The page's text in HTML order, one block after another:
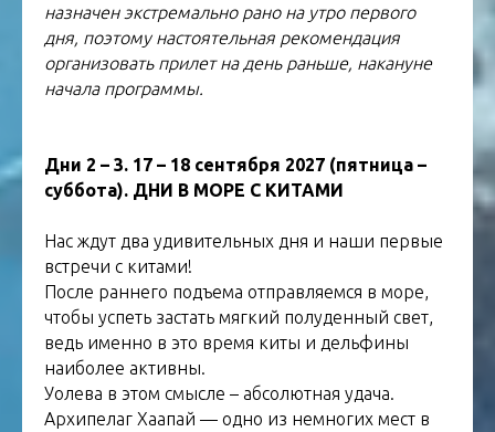
назначен экстремально рано на утро первого
дня, поэтому настоятельная рекомендация
организовать прилет на день раньше, накануне
начала программы.
Дни 2 – 3. 17 – 18 сентября 2027 (пятница –
суббота). ДНИ В МОРЕ С КИТАМИ
Нас ждут два удивительных дня и наши первые
встречи с китами!
После раннего подъема отправляемся в море,
чтобы успеть застать мягкий полуденный свет,
ведь именно в это время киты и дельфины
наиболее активны.
Уолева в этом смысле – абсолютная удача.
Архипелаг Хаапай — одно из немногих мест в